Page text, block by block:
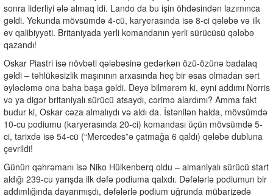
sonra liderliyi ələ almaq idi. Lando da bu işin öhdəsindən lazımınca
gəldi. Yekunda mövsümdə 4-cü, karyerasında isə 8-ci qələbə və ilk
ev qalibiyyəti. Britaniyada yerli komandanın yerli sürücüsü qələbə
qazandı!
Oskar Piastri isə növbəti qələbəsinə gedərkən özü-özünə badalaq
gəldi – təhlükəsizlik maşınının arxasında heç bir əsas olmadan sərt
əyləcləmə ona baha başa gəldi. Deyə bilmərəm ki, eyni addımı Norris
və ya digər britaniyalı sürücü atsaydı, cərimə alardımı? Amma fakt
budur ki, Oskar cəza almalıydı və aldı da. İstənilən halda, mövsümdə
10-cu podiumu (karyerasında 20-ci) komandası üçün mövsümdə 5-
ci, tarixdə isə 54-cü (“Mercedes”ə çatmağa 6 qaldı) qələbə dubluna
çevrildi!
Günün qəhrəmanı isə Niko Hülkenberq oldu – almaniyalı sürücü start
aldığı 239-cu yarışda ilk dəfə podiuma qalxdı. Dəfələrlə podiumun bir
addımlığında dayanmışdı, dəfələrlə podium uğrunda mübarizədə